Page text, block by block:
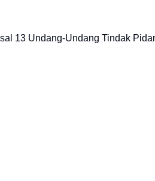
13 Undang-Undang Tindak